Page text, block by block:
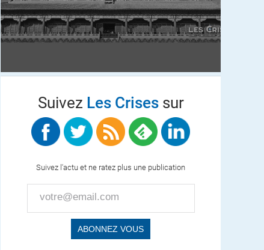
Suivez Les Crisessur
Suivez l'actu et ne ratez plus une publication